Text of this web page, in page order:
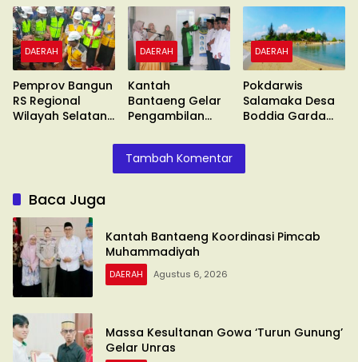
Muhammadiyah
Unras
DAERAH
Pemprov Bangun
RS Regional
Wilayah Selatan
DAERAH
Kantah
Bantaeng Gelar
Pengambilan
DAERAH
Pokdarwis
Salamaka Desa
Boddia Garda
Tambah Komentar
Baca Juga
Kantah Bantaeng Koordinasi Pimcab
Muhammadiyah
DAERAH Agustus 6, 2026
Massa Kesultanan Gowa ‘Turun Gunung’
Gelar Unras